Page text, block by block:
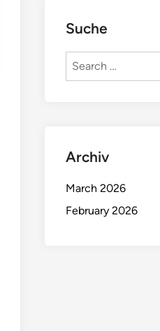
Suche
Search
Archiv
March 2026
February 2026